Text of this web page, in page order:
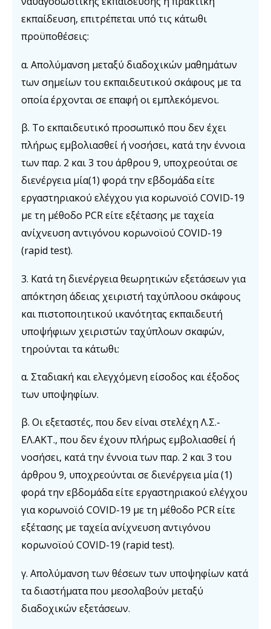
εκπαίδευση, επιτρέπεται υπό τις κάτωθι
προϋποθέσεις:
α. Απολύμανση μεταξύ διαδοχικών μαθημάτων
των σημείων του εκπαιδευτικού σκάφους με τα
οποία έρχονται σε επαφή οι εμπλεκόμενοι.
β. Το εκπαιδευτικό προσωπικό που δεν έχει
πλήρως εμβολιασθεί ή νοσήσει, κατά την έννοια
των παρ. 2 και 3 του άρθρου 9, υποχρεούται σε
διενέργεια μία(1) φορά την εβδομάδα είτε
εργαστηριακού ελέγχου για κορωνοϊό COVID-19
με τη μέθοδο PCR είτε εξέτασης με ταχεία
ανίχνευση αντιγόνου κορωνοϊού COVID-19
(rapid test).
3. Κατά τη διενέργεια θεωρητικών εξετάσεων για
απόκτηση άδειας χειριστή ταχύπλοου σκάφους
και πιστοποιητικού ικανότητας εκπαιδευτή
υποψήφιων χειριστών ταχύπλοων σκαφών,
τηρούνται τα κάτωθι:
α. Σταδιακή και ελεγχόμενη είσοδος και έξοδος
των υποψηφίων.
β. Οι εξεταστές, που δεν είναι στελέχη Λ.Σ.-
ΕΛ.ΑΚΤ., που δεν έχουν πλήρως εμβολιασθεί ή
νοσήσει, κατά την έννοια των παρ. 2 και 3 του
άρθρου 9, υποχρεούνται σε διενέργεια μία (1)
φορά την εβδομάδα είτε εργαστηριακού ελέγχου
για κορωνοϊό COVID-19 με τη μέθοδο PCR είτε
εξέτασης με ταχεία ανίχνευση αντιγόνου
κορωνοϊού COVID-19 (rapid test).
γ. Απολύμανση των θέσεων των υποψηφίων κατά
τα διαστήματα που μεσολαβούν μεταξύ
διαδοχικών εξετάσεων.